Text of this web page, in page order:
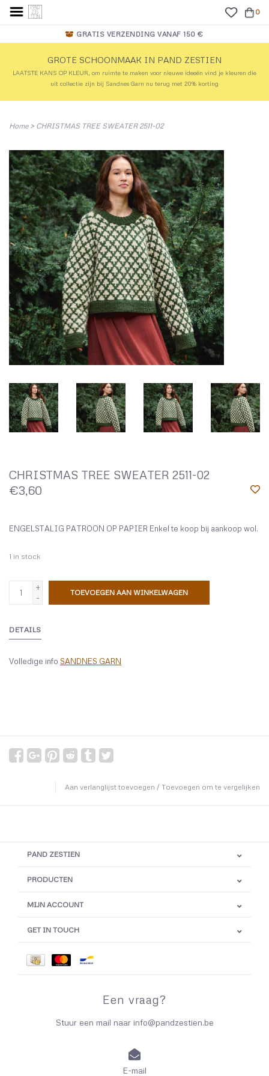
0
GRATIS VERZENDING VANAF 150 €
GROTE SCHOONMAAK IN PAND ZESTIEN
LAATSTE KANS OP KLEUR, om ruimte te maken voor nieuwe ideeën vind je kleuren die
uit collectie zijn bij Sandnes Garn nu terug met 20% korting
Home> CHRISTMAS TREE SWEATER 2511-02
CHRISTMAS TREE SWEATER 2511-02
€3,60
ENGELSTALIG PATROON OP PAPIER Enkel te koop bij aankoop wol.
1 in stock
+
-
TOEVOEGEN AAN WINKELWAGEN
DETAILS
Volledige info SANDNES GARN
Aan verlanglijst toevoegen / Toevoegen om te vergelijken
PAND ZESTIEN
PRODUCTEN
MIJN ACCOUNT
GET IN TOUCH
Een vraag?
Stuur een mail naar info@pandzestien.be
E-mail